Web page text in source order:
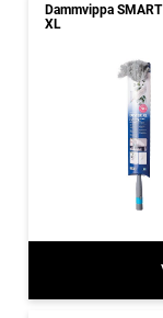
Dammvippa
XL